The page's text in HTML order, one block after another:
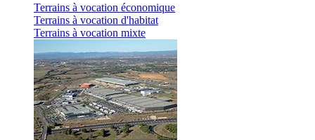
Terrains à vocation économique
Terrains à vocation d'habitat
Terrains à vocation mixte